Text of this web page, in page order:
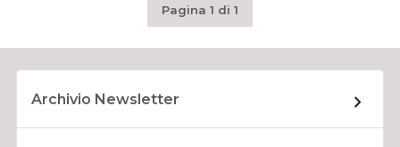
Pagina 1 di 1
Archivio Newsletter